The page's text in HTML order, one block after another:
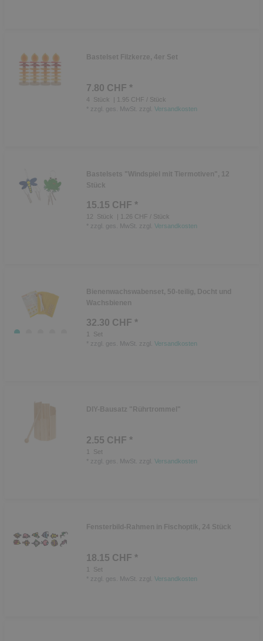
Bastelset Filzkerze, 4er Set
7.80 CHF *
4 Stück
| 1.95 CHF / Stück
zzgl. ges. MwSt. zzgl. Versandkosten
Bastelsets "Windspiel mit Tiermotiven", 12
Stück
15.15 CHF *
12 Stück
| 1.26 CHF / Stück
zzgl. ges. MwSt. zzgl. Versandkosten
Bienenwachswabenset, 50-teilig, Docht und
Wachsbienen
32.30 CHF *
Set
zzgl. ges. MwSt. zzgl. Versandkosten
DIY-Bausatz "Rührtrommel"
2.55 CHF *
1
Set
zzgl. ges. MwSt. zzgl. Versandkosten
Fensterbild-Rahmen in Fischoptik, 24 Stück
18.15 CHF *
1
Set
zzgl. ges. MwSt. zzgl. Versandkosten